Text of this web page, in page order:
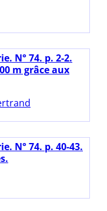
N° 74. p. 2-2.
m grâce aux
N° 74. p. 40-43.